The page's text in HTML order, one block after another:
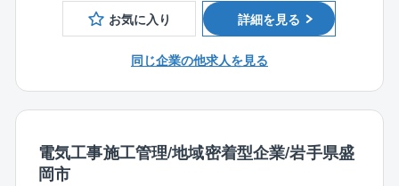
今回ご入社の方には、工事の工程や品質・安全などの
施工計画及び監督業務や関係各所との調整、管理を中
心に行っていただきます。
【具体的には】
・産業プラント設備における空調・衛生設備、電気設
┗設計図書と照合し、設計図通りに、施工が実施さ
れているかの確認
お気に入り 詳細を見る
同じ企業の他求人を見る
電気工事施工管理/地域密着型企業/岩手県盛
岡市